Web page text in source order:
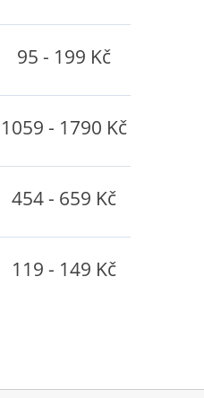
95 - 199 Kč
1059 - 1790 Kč
454 - 659 Kč
119 - 149 Kč